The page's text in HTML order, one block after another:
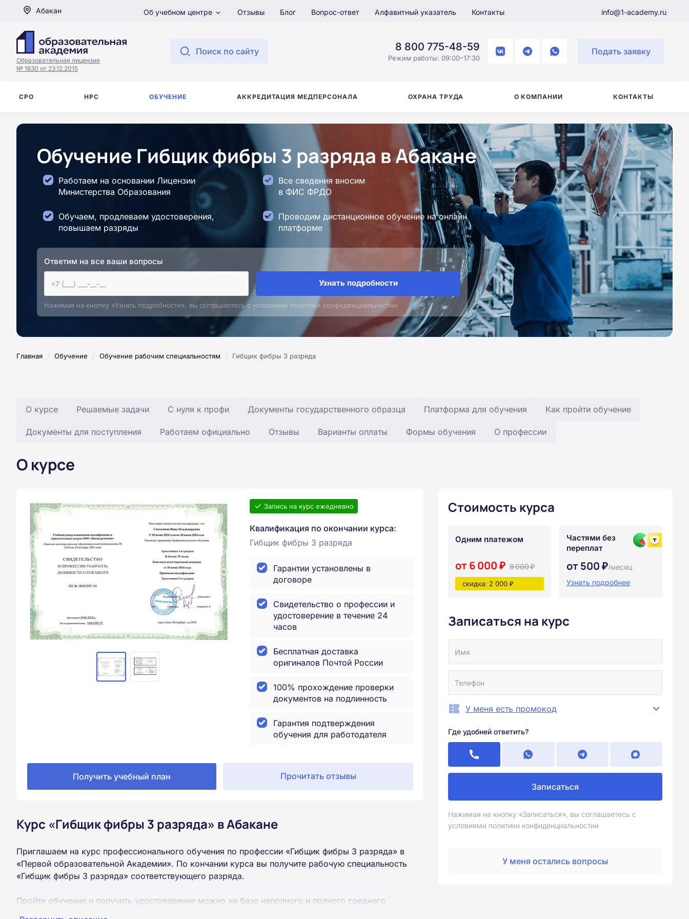
Абакан Об учебном центре Отзывы Блог Вопрос-ответ Алфавитный указатель Контакты info@1-academy.ru
Образовательная лицензия
№ 1630 от 23.12.2015
Поиск по сайту 8 800 775-48-59
Режим работы: 09:00–17:30
Подать заявку
СРО НРС ОБУЧЕНИЕ АККРЕДИТАЦИЯ МЕДПЕРСОНАЛА ОХРАНА ТРУДА О КОМПАНИИ КОНТАКТЫ
Обучение Гибщик фибры 3 разряда в Абакане
Работаем на основании Лицензии
Министерства Образования
Все сведения вносим
в ФИС ФРДО
Обучаем, продлеваем удостоверения,
повышаем разряды
Проводим дистанционное обучение на онлайн
платформе
Ответим на все ваши вопросы
Узнать подробности
Нажимая на кнопку «Узнать подробности», вы соглашаетесь с условиями политики конфиденциальностии
Главная / Обучение / Обучение рабочим специальностям / Гибщик фибры 3 разряда
О курсе Решаемые задачи С нуля к профи Документы государственного образца Платформа для обучения Как пройти обучение
Документы для поступления Работаем официально Отзывы Варианты оплаты Формы обучения О профессии
О курсе
Запись на курс ежедневно
Квалификация по окончании курса:
Гибщик фибры 3 разряда
Гарантии установлены в
договоре
Свидетельство о профессии и
удостоверение в течение 24
часов
Бесплатная доставка
оригиналов Почтой России
100% прохождение проверки
документов на подлинность
Гарантия подтверждения
обучения для работодателя
Получить учебный план Прочитать отзывы
Курс «Гибщик фибры 3 разряда» в Абакане
Приглашаем на курс профессионального обучения по профессии «Гибщик фибры 3 разряда» в
«Первой образовательной Академии». По кончании курса вы получите рабочую специальность
«Гибщик фибры 3 разряда» соответствующего разряда.
Пройти обучение и получить удостоверение можно на базе неполного и полного среднего
Стоимость курса
Одним платежом
от 6 000 ₽ 8 000 ₽
скидка: 2 000 ₽
Частями без
переплат
от 500 ₽/месяц
Узнать подробнее
Записаться на курс
У меня есть промокод
Где удобней ответить?
Записаться
Нажимая на кнопку «Записаться», вы соглашаетесь с
условиями политики конфиденциальностии
У меня остались вопросы